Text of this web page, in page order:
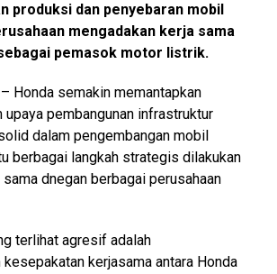
produksi dan penyebaran mobil
mengadakan kerja sama
pemasok motor listrik.
– Honda semakin memantapkan
upaya pembangunan infrastruktur
dalam pengembangan mobil
berbagai langkah strategis dilakukan
dnegan berbagai perusahaan
terlihat agresif adalah
kesepakatan kerjasama antara Honda